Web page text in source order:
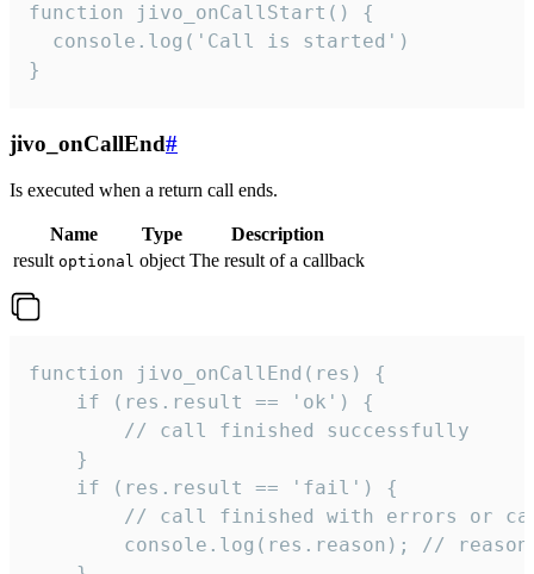
function jivo_onCallStart() {
  console.log('Call is started')
}
jivo_onCallEnd#
Is executed when a return call ends.
Name Type
Description
result optional object The result of a callback
function jivo_onCallEnd(res) {
    if (res.result == 'ok') {
        // call finished successfully
    }
    if (res.result == 'fail') {
// call finished with errors or
console.log(res.reason); //